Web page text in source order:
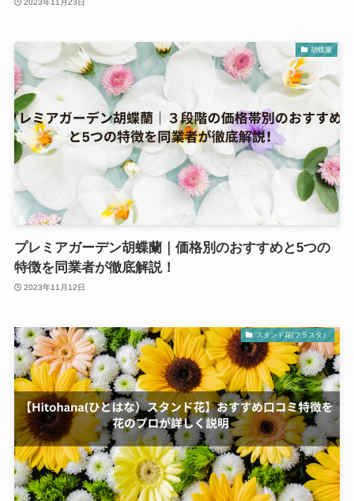
2023年11月23日
胡蝶蘭
プレミアガーデン胡蝶蘭｜価格別のおすすめと5つの
特徴を同業者が徹底解説！
2023年11月12日
スタンド花(フラスタ）